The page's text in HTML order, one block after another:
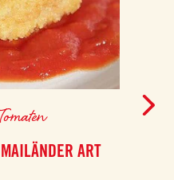
ART